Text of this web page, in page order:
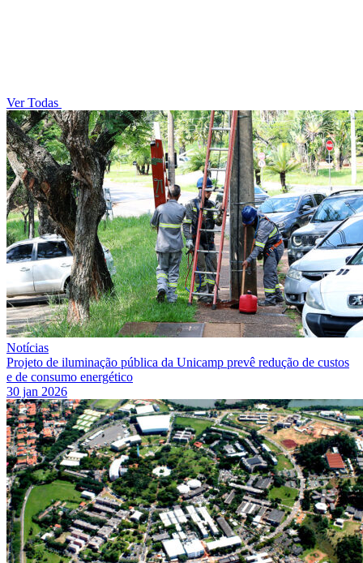
Ver Todas
Notícias
Projeto de iluminação pública da Unicamp prevê redução de custos
e de consumo energético
30 jan 2026